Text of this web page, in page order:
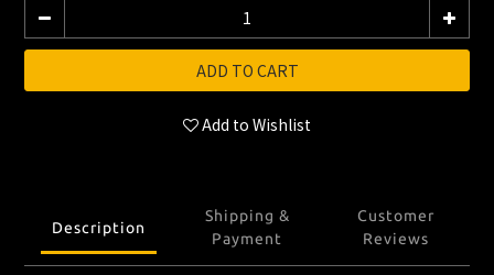
ADD TO CART
Add to Wishlist
Description
Shipping &
Payment
Customer
Reviews